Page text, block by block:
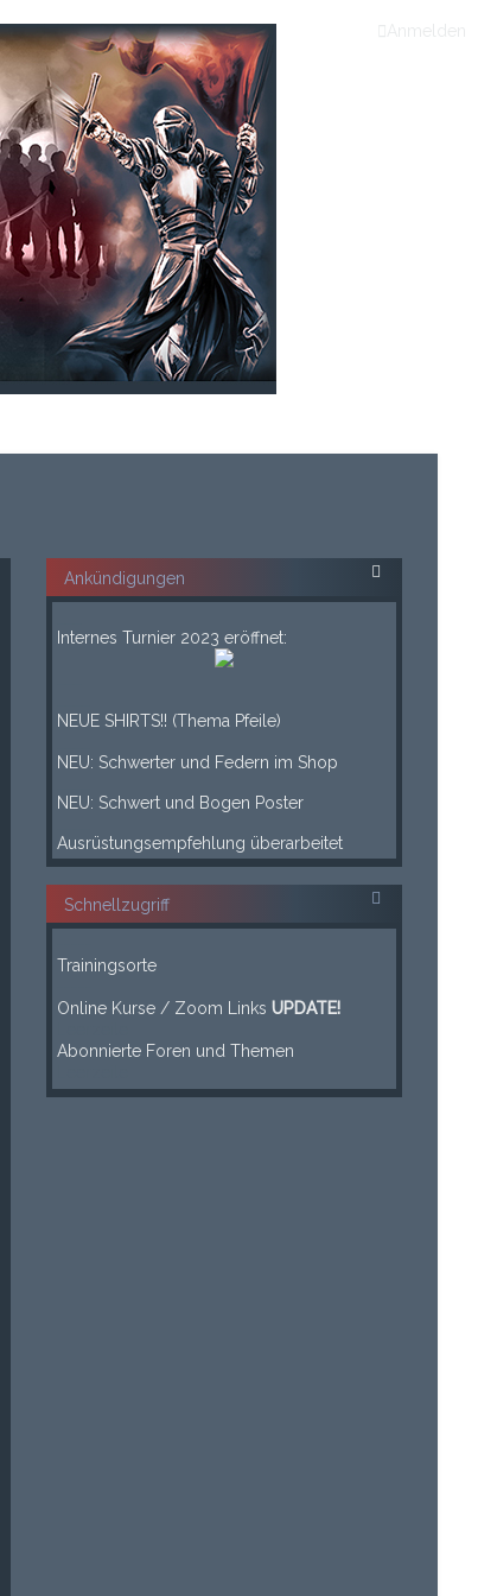
Ankündigungen
Internes Turnier 2023 eröffnet:
NEUE SHIRTS!! (Thema Pfeile)
NEU: Schwerter und Federn im Shop
NEU: Schwert und Bogen Poster
Ausrüstungsempfehlung überarbeitet
Schnellzugriff
Trainingsorte
Online Kurse / Zoom LinksUPDATE!
Abonnierte Foren und Themen